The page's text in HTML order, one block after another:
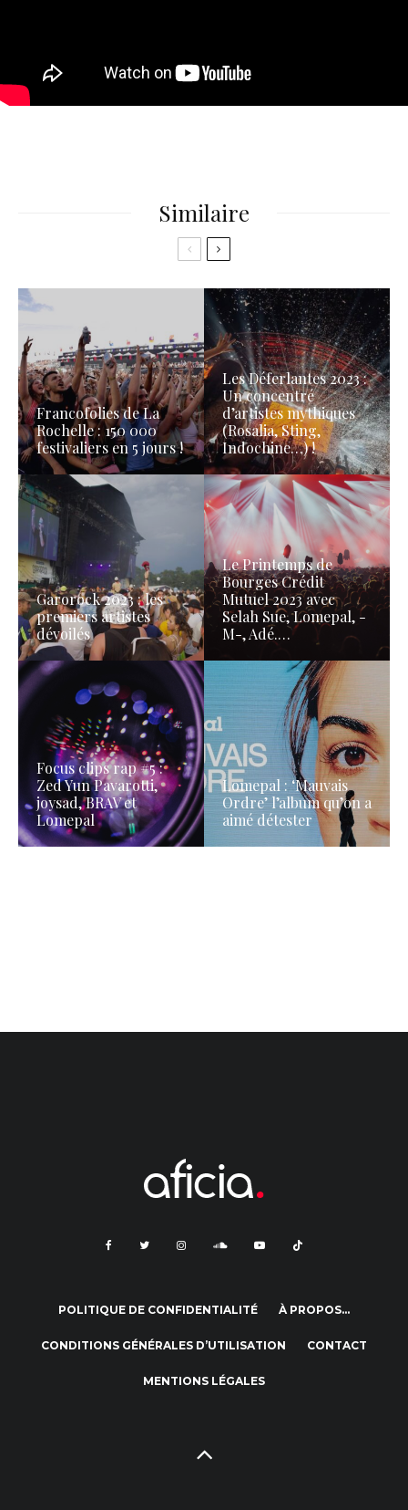
Similaire
Francofolies de La
Rochelle : 150 000
festivaliers en 5 jours !
Les Déferlantes 2023 :
Un concentré
d’artistes mythiques
(Rosalia, Sting,
Indochine…) !
Garorock 2023 : les
premiers artistes
dévoilés
Le Printemps de
Bourges Crédit
Mutuel 2023 avec
Selah Sue, Lomepal, -
M-, Adé.…
Focus clips rap #5 :
Zed Yun Pavarotti,
joysad, BRAV et
Lomepal
Lomepal : ‘Mauvais
Ordre’ l’album qu’on a
aimé détester
POLITIQUE DE CONFIDENTIALITÉ À PROPOS…
CONDITIONS GÉNÉRALES D’UTILISATION CONTACT
MENTIONS LÉGALES